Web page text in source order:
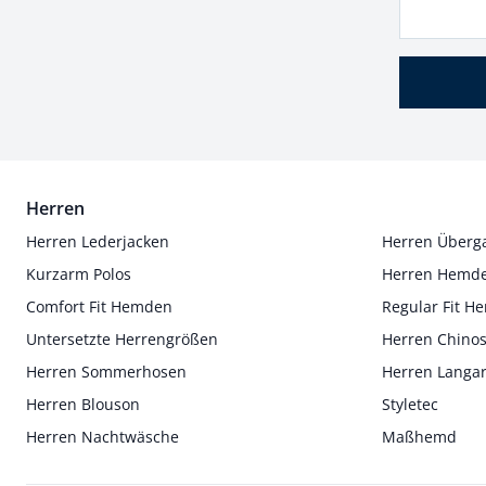
Herren
Herren Lederjacken
Herren
Kurzarm Polos
Herren
Comfort Fit Hemden
Regular Fit
Untersetzte Herrengrößen
Herren Chinos
Herren Sommerhosen
Herren
Herren Blouson
Styletec
Herren Nachtwäsche
Maßhemd